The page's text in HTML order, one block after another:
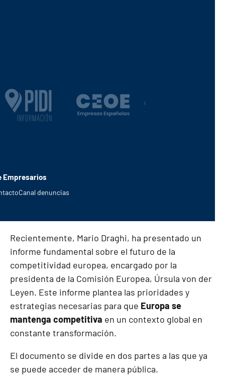
Recientemente, Mario Draghi, ha presentado un
informe fundamental sobre el futuro de la
competitividad europea, encargado por la
presidenta de la Comisión Europea, Úrsula von der
Leyen. Este informe plantea las prioridades y
estrategias necesarias para que Europa se
mantenga competitiva en un contexto global en
constante transformación.
El documento se divide en dos partes a las que ya
se puede acceder de manera pública.
Empresarios
Canal denuncias